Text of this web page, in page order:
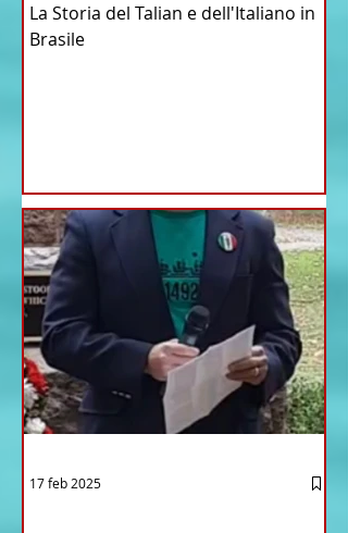
La Storia del Talian e dell'Italiano in
Brasile
17 feb 2025